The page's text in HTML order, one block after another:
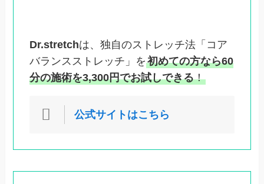
Dr.stretchは、独自のストレッチ法「コア
バランスストレッチ」を初めての方なら60
分の施術を3,300円でお試しできる！
公式サイトはこちら